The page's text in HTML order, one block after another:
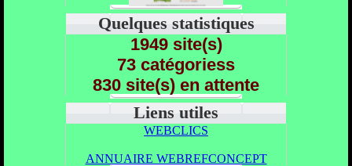
Quelques statistiques
1949 site(s)
73 catégoriess
830 site(s) en attente
Liens utiles
WEBCLICS
ANNUAIRE WEBREFCONCEPT